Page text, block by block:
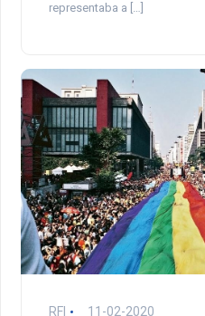
representaba a […]
RFI 11-02-2020